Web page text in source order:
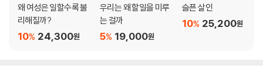
｜미로 찾기｜훌라후프 허슬｜위로 위로
11장 [소근육] 손 끝에 깃든 힘
콩 흔들며 뛰기｜달걀판 색깔 맞추기｜수세미 도장｜모루와 체｜빨랫줄
왜 여성은 일할수록 불
리해질까?
24,300원
10%
우리는 왜 할일을 미루
는 걸까
19,000원
5%
슬픈 살인
25,200원
10%